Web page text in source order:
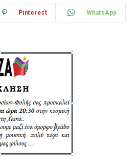
Pinterest WhatsApp